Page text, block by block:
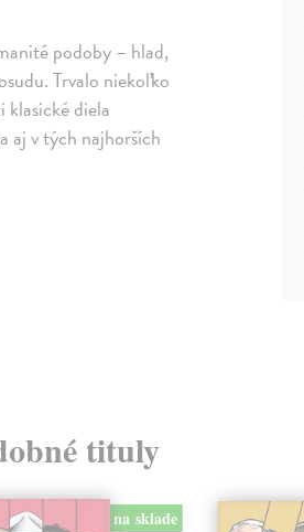
podoby – hlad,
Trvalo niekoľko
diela
aj v tých najhorších
tituly
na sklade